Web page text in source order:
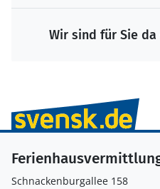
Wir sind für Sie da
Schnackenburgallee 158